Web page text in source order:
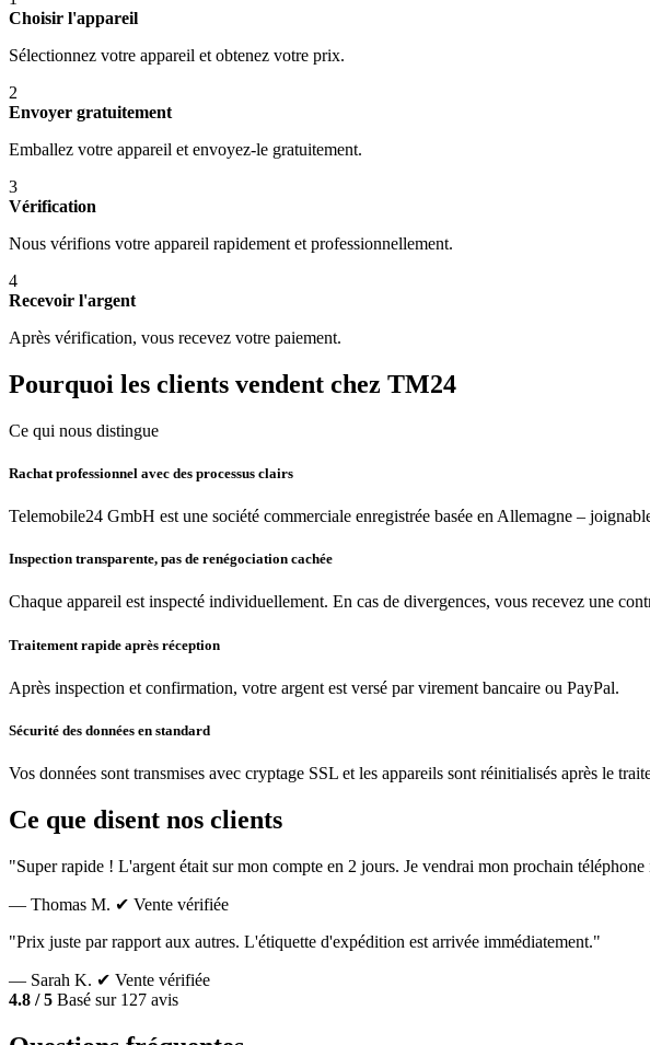
Choisir l'appareil
Sélectionnez votre appareil et obtenez votre prix.
2
Envoyer gratuitement
Emballez votre appareil et envoyez-le gratuitement.
3
Vérification
Nous vérifions votre appareil rapidement et professionnellement.
4
Recevoir l'argent
Après vérification, vous recevez votre paiement.
Pourquoi les clients vendent chez TM24
Ce qui nous distingue
Rachat professionnel avec des processus clairs
Telemobile24 GmbH est une société commerciale enregistrée basée en Allemagne –
Inspection transparente, pas de renégociation cachée
Chaque appareil est inspecté individuellement. En cas de divergences, vous recevez une
Traitement rapide après réception
Après inspection et confirmation, votre argent est versé par virement bancaire ou PayPal.
Sécurité des données en standard
Vos données sont transmises avec cryptage SSL et les appareils sont réinitialisés après le
Ce que disent nos clients
"Super rapide ! L'argent était sur mon compte en 2 jours. Je vendrai mon prochain téléphone
— Thomas M. ✔ Vente vérifiée
"Prix juste par rapport aux autres. L'étiquette d'expédition est arrivée immédiatement."
— Sarah K. ✔ Vente vérifiée
4.8 / 5 Basé sur 127 avis